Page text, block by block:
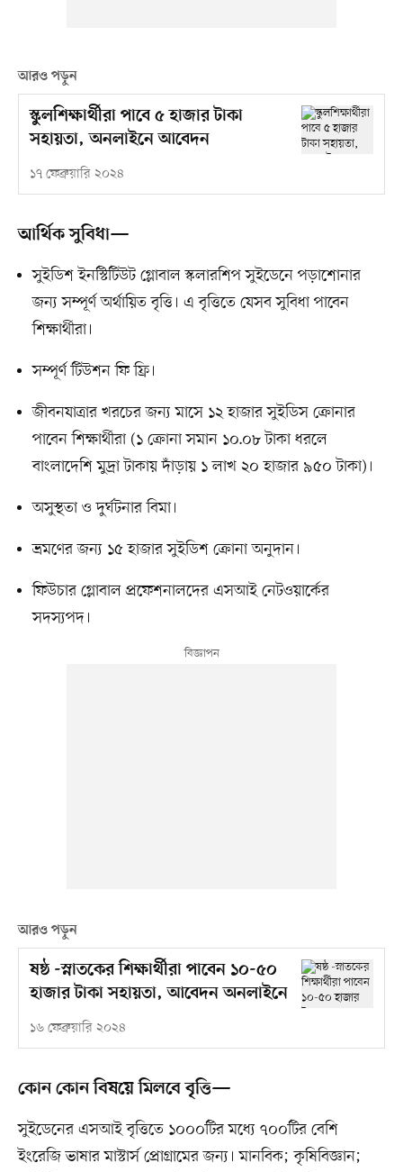
আরও পড়ুন
স্কুলশিক্ষার্থীরা পাবে ৫ হাজার টাকা
সহায়তা, অনলাইনে আবেদন
১৭ ফেব্রুয়ারি ২০২৪
আর্থিক সুবিধা—
সুইডিশ ইনস্টিটিউট গ্লোবাল স্কলারশিপ সুইডেনে পড়াশোনার
জন্য সম্পূর্ণ অর্থায়িত বৃত্তি। এ বৃত্তিতে যেসব সুবিধা পাবেন
শিক্ষার্থীরা।
সম্পূর্ণ টিউশন ফি ফ্রি।
জীবনযাত্রার খরচের জন্য মাসে ১২ হাজার সুইডিস ক্রোনার
পাবেন শিক্ষার্থীরা (১ ক্রোনা সমান ১০.০৮ টাকা ধরলে
বাংলাদেশি মুদ্রা টাকায় দাঁড়ায় ১ লাখ ২০ হাজার ৯৫০ টাকা)।
অসুস্থতা ও দুর্ঘটনার বিমা।
ভ্রমণের জন্য ১৫ হাজার সুইডিশ ক্রোনা অনুদান।
ফিউচার গ্লোবাল প্রফেশনালদের এসআই নেটওয়ার্কের
সদস্যপদ।
আরও পড়ুন
ষষ্ঠ -স্নাতকের শিক্ষার্থীরা পাবেন ১০-৫০
হাজার টাকা সহায়তা, আবেদন অনলাইনে
১৬ ফেব্রুয়ারি ২০২৪
কোন কোন বিষয়ে মিলবে বৃত্তি—
সুইডেনের এসআই বৃত্তিতে ১০০০টির মধ্যে ৭০০টির বেশি
ইংরেজি ভাষার মাস্টার্স প্রোগ্রামের জন্য। মানবিক; কৃষিবিজ্ঞান;